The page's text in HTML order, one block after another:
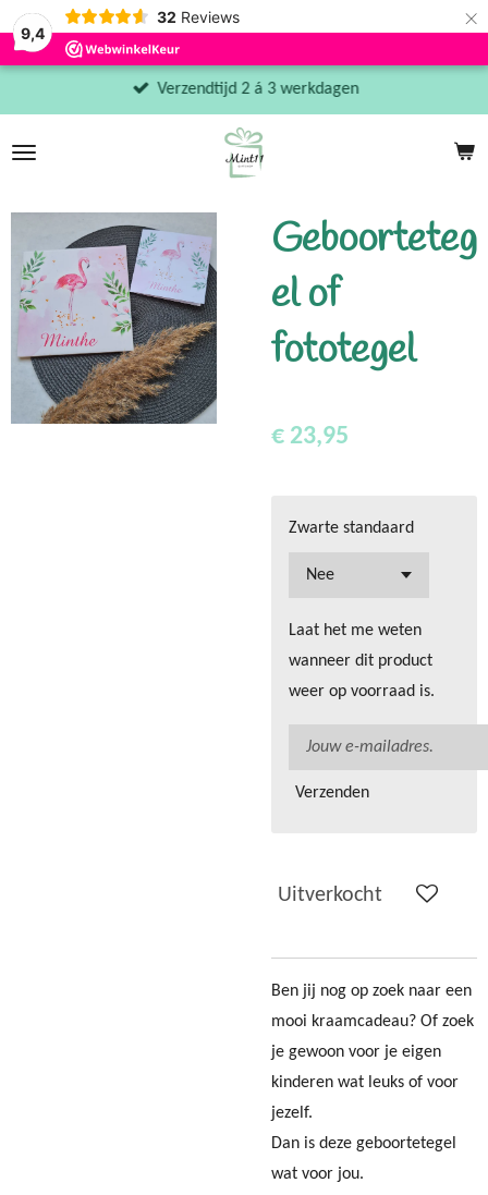
9,4
32 Reviews ×
Verzendtijd 2 á 3 werkdagen
Geboorteteg
el of
fototegel
€ 23,95
Zwarte standaard
Laat het me weten
wanneer dit product
weer op voorraad is.
Verzenden
Uitverkocht
Ben jij nog op zoek naar een
mooi kraamcadeau? Of zoek
je gewoon voor je eigen
kinderen wat leuks of voor
jezelf.
Dan is deze geboortetegel
wat voor jou.